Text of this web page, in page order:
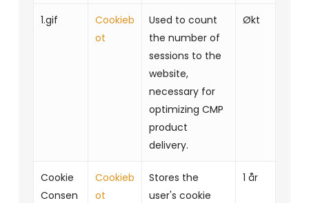
1.gif
Cookieb
ot
Used to count
the number of
sessions to the
website,
necessary for
optimizing CMP
product
delivery.
Økt
Cookie
Consen
Cookieb
ot
Stores the
user's cookie
1 år